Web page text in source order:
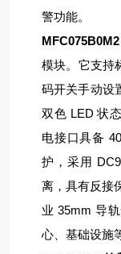
警功能。
模块。它支持
码开关手动设
双色 LED 状
电接口具备
护，采用
离，具有反接
业 35mm 导
心、基础设施